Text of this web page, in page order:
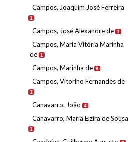
Campos, Joaquim José Ferreira
1
Campos, José Alexandre de 1
Campos, Maria Vitória Marinha
de 1
Campos, Marinha de 6
Campos, Vitorino Fernandes de
1
Canavarro, João 4
Canavarro, Maria Elzira de Sousa
1